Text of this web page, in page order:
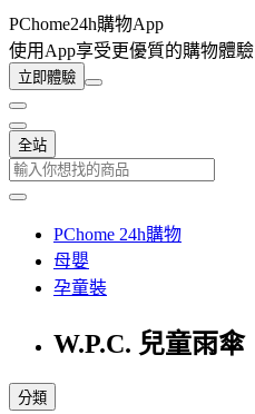
PChome24h購物App
使用App享受更優質的購物體驗
立即體驗
全站
PChome 24h購物
母嬰
孕童裝
W.P.C. 兒童雨傘
分類